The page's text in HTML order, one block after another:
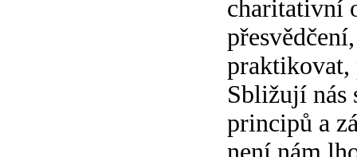
charitativní
praktikovat,
Sbližují nás
principů a